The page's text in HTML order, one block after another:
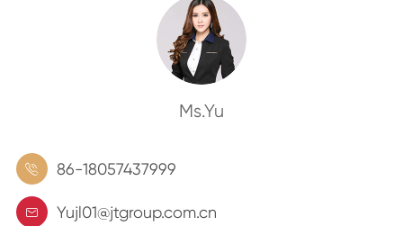
Ms.Yu
 86-18057437999
 Yujl01@jtgroup.com.cn